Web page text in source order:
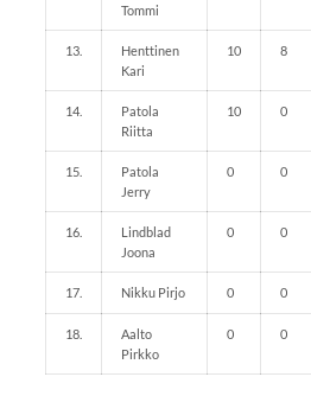
Tommi
13.
Henttinen
Kari
10 8
14.
Patola
Riitta
10 0
15.
Patola
Jerry
0 0
16.
Lindblad
Joona
0 0
17. Nikku Pirjo 0 0
18.
Aalto
Pirkko
0 0